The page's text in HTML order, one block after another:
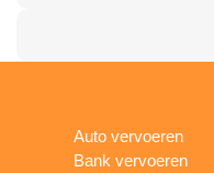
Auto vervoeren
Bank vervoeren